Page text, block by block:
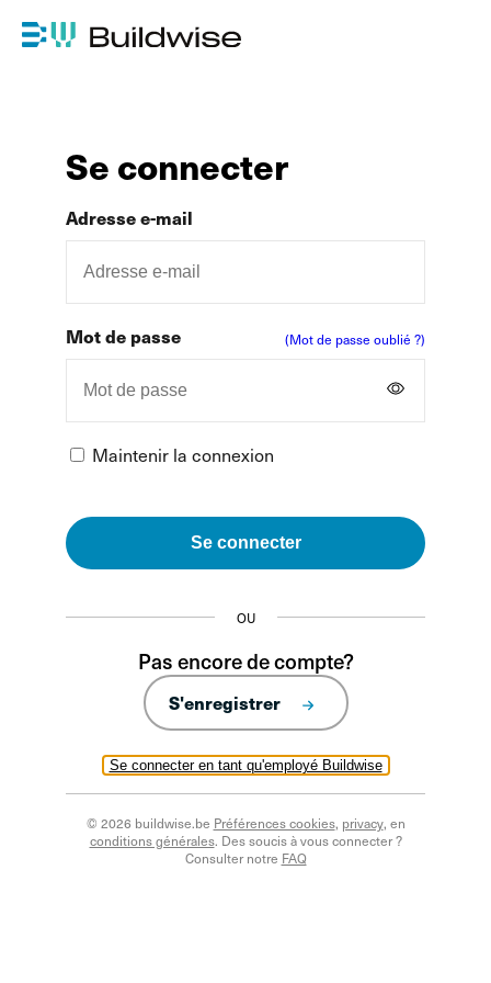
Se connecter
Se connecter en tant qu'employé Buildwise
Adresse e-mail
Mot de passe (Mot de passe oublié ?)
Maintenir la connexion
Se connecter
OU
Pas encore de compte?
S'enregistrer
© 2026 buildwise.be Préférences cookies, privacy, en
conditions générales. Des soucis à vous connecter ?
Consulter notre FAQ